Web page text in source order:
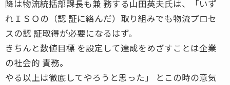
降は物流統括部課長も兼 務する山田英夫氏は、「いず
れＩＳＯの（認 証に絡んだ）取り組みでも物流プロセ
スの認 証取得が必要になるはず。
きちんと数値目標 を設定して達成をめざすことは企業
の社会的 責務。
やる以上は徹底してやろうと思った」 とこの時の意気